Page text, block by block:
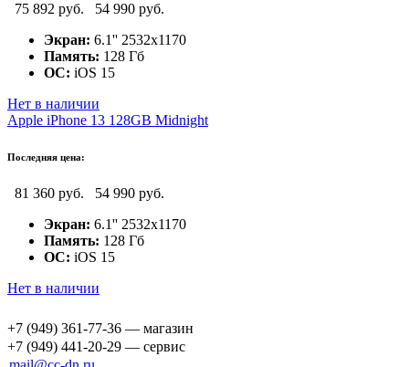
75 892 руб.
54 990 руб.
Экран: 6.1'' 2532x1170
Память: 128 Гб
ОС: iOS 15
Нет в наличии
Apple iPhone 13 128GB Midnight
Последняя цена:
81 360 руб.
54 990 руб.
Экран: 6.1'' 2532x1170
Память: 128 Гб
ОС: iOS 15
Нет в наличии
+7 (949) 361-77-36 — магазин
+7 (949) 441-20-29 — сервис